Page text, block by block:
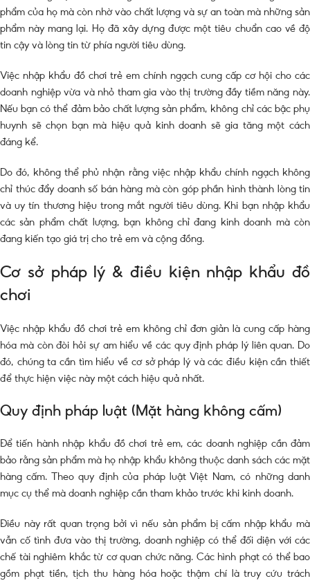
phẩm của họ mà còn nhờ vào chất lượng và sự an toàn mà những sản
phẩm này mang lại. Họ đã xây dựng được một tiêu chuẩn cao về độ
tin cậy và lòng tin từ phía người tiêu dùng.
Việc nhập khẩu đồ chơi trẻ em chính ngạch cung cấp cơ hội cho các
doanh nghiệp vừa và nhỏ tham gia vào thị trường đầy tiềm năng này.
Nếu bạn có thể đảm bảo chất lượng sản phẩm, không chỉ các bậc phụ
huynh sẽ chọn bạn mà hiệu quả kinh doanh sẽ gia tăng một cách
đáng kể.
Do đó, không thể phủ nhận rằng việc nhập khẩu chính ngạch không
chỉ thúc đẩy doanh số bán hàng mà còn góp phần hình thành lòng tin
và uy tín thương hiệu trong mắt người tiêu dùng. Khi bạn nhập khẩu
các sản phẩm chất lượng, bạn không chỉ đang kinh doanh mà còn
đang kiến tạo giá trị cho trẻ em và cộng đồng.
Cơ sở pháp lý & điều kiện nhập khẩu đồ
chơi
Việc nhập khẩu đồ chơi trẻ em không chỉ đơn giản là cung cấp hàng
hóa mà còn đòi hỏi sự am hiểu về các quy định pháp lý liên quan. Do
đó, chúng ta cần tìm hiểu về cơ sở pháp lý và các điều kiện cần thiết
để thực hiện việc này một cách hiệu quả nhất.
Quy định pháp luật (Mặt hàng không cấm)
Để tiến hành nhập khẩu đồ chơi trẻ em, các doanh nghiệp cần đảm
bảo rằng sản phẩm mà họ nhập khẩu không thuộc danh sách các mặt
hàng cấm. Theo quy định của pháp luật Việt Nam, có những danh
mục cụ thể mà doanh nghiệp cần tham khảo trước khi kinh doanh.
Điều này rất quan trọng bởi vì nếu sản phẩm bị cấm nhập khẩu mà
vẫn cố tình đưa vào thị trường, doanh nghiệp có thể đối diện với các
chế tài nghiêm khắc từ cơ quan chức năng. Các hình phạt có thể bao
gồm phạt tiền, tịch thu hàng hóa hoặc thậm chí là truy cứu trách